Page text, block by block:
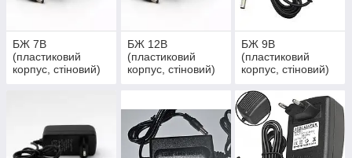
БЖ 7В
(пластиковий
корпус, стіновий)
БЖ 12В
(пластиковий
корпус, стіновий)
БЖ 9В
(пластиковий
корпус, стіновий)